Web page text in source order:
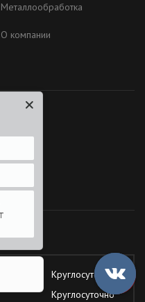
Металлообработка
О компании
Круглосуточно
Круглосуточно